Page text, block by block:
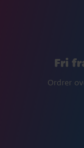
Fri
Ordrer